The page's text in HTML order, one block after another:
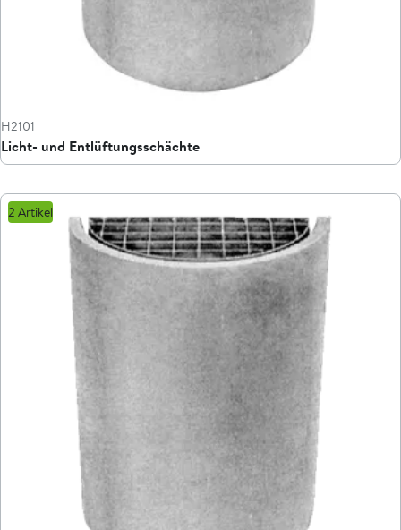
H2101
Licht- und Entlüftungsschächte
2 Artikel